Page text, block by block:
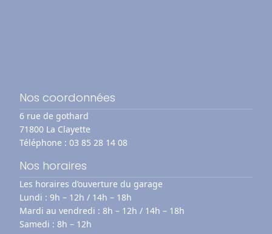
Nos coordonnées
6 rue de gothard
71800 La Clayette
Téléphone : 03 85 28 14 08
Nos horaires
Les horaires d’ouverture du garage
Lundi : 9h – 12h / 14h – 18h
Mardi au vendredi : 8h – 12h / 14h – 18h
Samedi : 8h – 12h